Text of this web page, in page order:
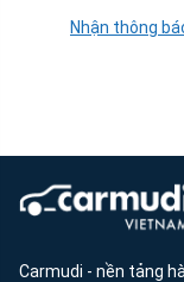
Nhận thông
Carmudi - nền tảng